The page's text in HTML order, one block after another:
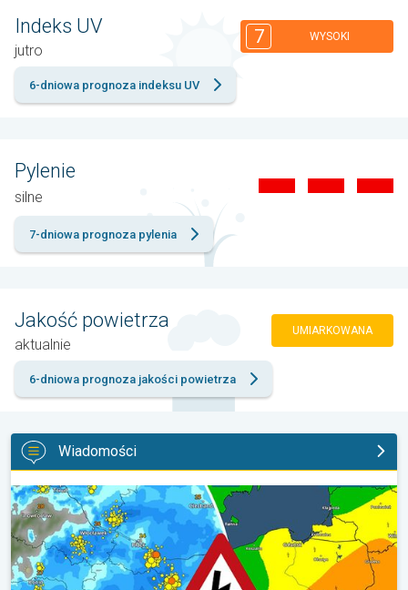
Indeks UV
jutro
7 WYSOKI
6-dniowa prognoza indeksu UV
Pylenie
silne
7-dniowa prognoza pylenia
Jakość powietrza
aktualnie
UMIARKOWANA
6-dniowa prognoza jakości powietrza
Wiadomości
Gwałtowne burze na zwieńczenie upału. Ostrzeżenie